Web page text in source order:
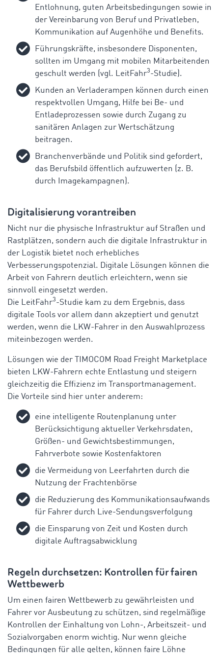
Entlohnung, guten Arbeitsbedingungen sowie in
der Vereinbarung von Beruf und Privatleben,
Kommunikation auf Augenhöhe und Benefits.
Führungskräfte, insbesondere Disponenten,
sollten im Umgang mit mobilen Mitarbeitenden
geschult werden (vgl. LeitFahr3-Studie).
Kunden an Verladerampen können durch einen
respektvollen Umgang, Hilfe bei Be- und
Entladeprozessen sowie durch Zugang zu
sanitären Anlagen zur Wertschätzung
beitragen.
Branchenverbände und Politik sind gefordert,
das Berufsbild öffentlich aufzuwerten (z. B.
durch Imagekampagnen).
Digitalisierung vorantreiben
Nicht nur die physische Infrastruktur auf Straßen und
Rastplätzen, sondern auch die digitale Infrastruktur in
der Logistik bietet noch erhebliches
Verbesserungspotenzial. Digitale Lösungen können die
Arbeit von Fahrern deutlich erleichtern, wenn sie
sinnvoll eingesetzt werden.
Die LeitFahr3-Studie kam zu dem Ergebnis, dass
digitale Tools vor allem dann akzeptiert und genutzt
werden, wenn die LKW-Fahrer in den Auswahlprozess
miteinbezogen werden.
Lösungen wie der TIMOCOM Road Freight Marketplace
bieten LKW-Fahrern echte Entlastung und steigern
gleichzeitig die Effizienz im Transportmanagement.
Die Vorteile sind hier unter anderem:
eine intelligente Routenplanung unter
Berücksichtigung aktueller Verkehrsdaten,
Größen- und Gewichtsbestimmungen,
Fahrverbote sowie Kostenfaktoren
die Vermeidung von Leerfahrten durch die
Nutzung der Frachtenbörse
die Reduzierung des Kommunikationsaufwands
für Fahrer durch Live-Sendungsverfolgung
die Einsparung von Zeit und Kosten durch
digitale Auftragsabwicklung
Regeln durchsetzen: Kontrollen für fairen
Wettbewerb
Um einen fairen Wettbewerb zu gewährleisten und
Fahrer vor Ausbeutung zu schützen, sind regelmäßige
Kontrollen der Einhaltung von Lohn-, Arbeitszeit- und
Sozialvorgaben enorm wichtig. Nur wenn gleiche
Bedingungen für alle gelten, können faire Löhne